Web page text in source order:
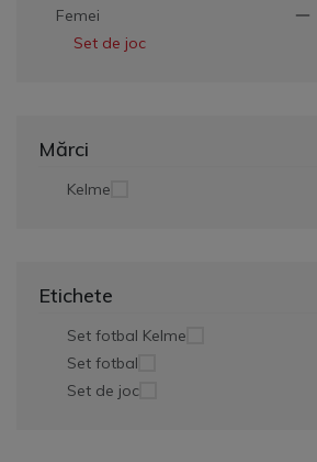
Femei
Set de joc
Mărci
Kelme
Etichete
Set fotbal Kelme
Set fotbal
Set de joc